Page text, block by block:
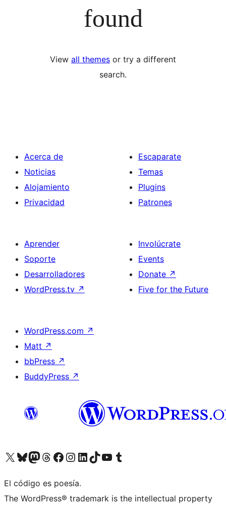
found
View all themes or try a different
search.
Acerca de
Noticias
Alojamiento
Privacidad
Escaparate
Temas
Plugins
Patrones
Aprender
Soporte
Desarrolladores
WordPress.tv ↗
Involúcrate
Events
Donate ↗
Five for the Future
WordPress.com ↗
Matt ↗
bbPress ↗
BuddyPress ↗
Visit our X (formerly Twitter) account
Visit our Bluesky account
Visit our Mastodon account
Visit our Threads account
Visita nuestra página de Facebook
Visita nuestra cuenta de Instagram
Visita nuestra cuenta de LinkedIn
Visit our TikTok account
Visita nuestro canal de YouTube
Visit our Tumblr account
El código es poesía.
The WordPress® trademark is the intellectual property